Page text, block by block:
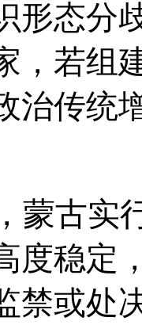
形态分
，若组
治传统
蒙古实
度稳定
禁或处